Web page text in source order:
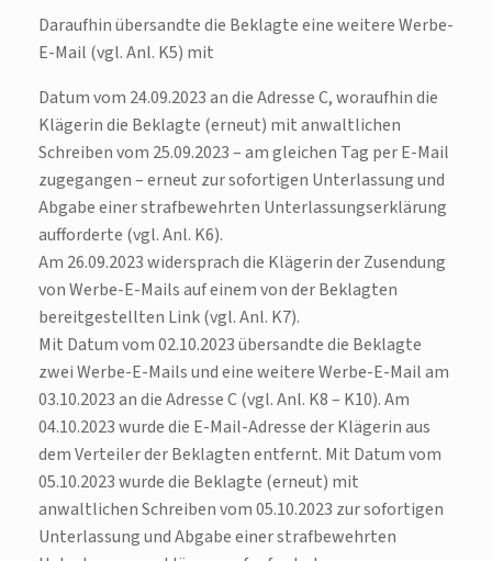
Daraufhin übersandte die Beklagte eine weitere Werbe-
E-Mail (vgl. Anl. K5) mit
Datum vom 24.09.2023 an die Adresse C, woraufhin die
Klägerin die Beklagte (erneut) mit anwaltlichen
Schreiben vom 25.09.2023 – am gleichen Tag per E-Mail
zugegangen – erneut zur sofortigen Unterlassung und
Abgabe einer strafbewehrten Unterlassungserklärung
aufforderte (vgl. Anl. K6).
Am 26.09.2023 widersprach die Klägerin der Zusendung
von Werbe-E-Mails auf einem von der Beklagten
bereitgestellten Link (vgl. Anl. K7).
Mit Datum vom 02.10.2023 übersandte die Beklagte
zwei Werbe-E-Mails und eine weitere Werbe-E-Mail am
03.10.2023 an die Adresse C (vgl. Anl. K8 – K10). Am
04.10.2023 wurde die E-Mail-Adresse der Klägerin aus
dem Verteiler der Beklagten entfernt. Mit Datum vom
05.10.2023 wurde die Beklagte (erneut) mit
anwaltlichen Schreiben vom 05.10.2023 zur sofortigen
Unterlassung und Abgabe einer strafbewehrten